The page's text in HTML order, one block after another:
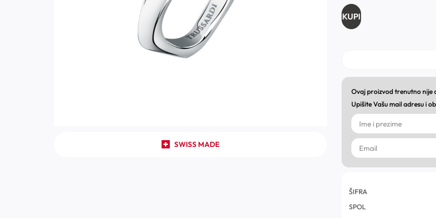
SWISS MADE
KUPI
Ovaj proizvod trenutno nije
Upišite Vašu mail adresu i
ŠIFRA
SPOL